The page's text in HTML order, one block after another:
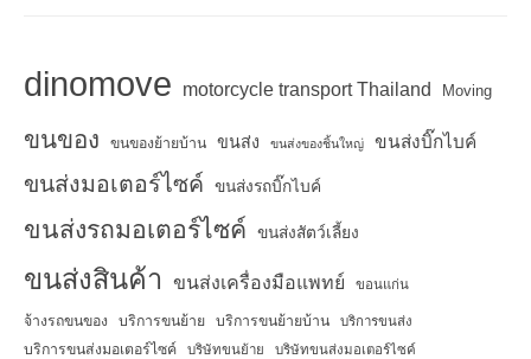
dinomove motorcycle transport Thailand Moving
ขนของ ขนของย้ายบ้าน ขนส่ง ขนส่งของชิ้นใหญ่ ขนส่งบิ๊กไบค์
ขนส่งมอเตอร์ไซค์ ขนส่งรถบิ๊กไบค์
ขนส่งรถมอเตอร์ไซค์ ขนส่งสัตว์เลี้ยง
ขนส่งสินค้า ขนส่งเครื่องมือแพทย์ ขอนแก่น
จ้างรถขนของ บริการขนย้าย บริการขนย้ายบ้าน บริการขนส่ง
บริการขนส่งมอเตอร์ไซค์ บริษัทขนย้าย บริษัทขนส่งมอเตอร์ไซค์